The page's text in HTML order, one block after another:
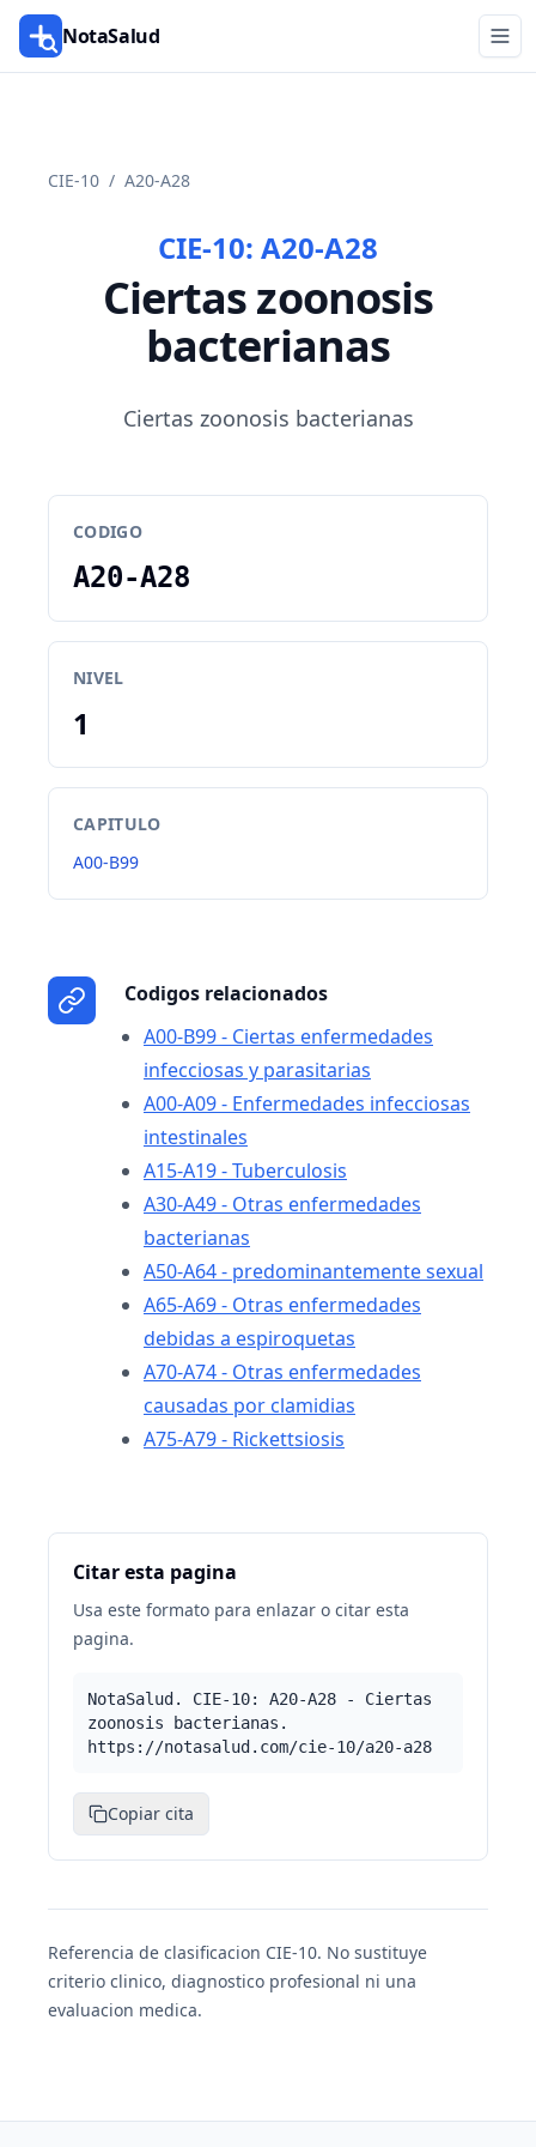
NotaSalud
CIE-10 / A20-A28
CIE-10: A20-A28
Ciertas zoonosis
bacterianas
Ciertas zoonosis bacterianas
CODIGO
A20-A28
NIVEL
1
CAPITULO
A00-B99
Codigos relacionados
A00-B99 - Ciertas enfermedades
infecciosas y parasitarias
A00-A09 - Enfermedades infecciosas
intestinales
A15-A19 - Tuberculosis
A30-A49 - Otras enfermedades
bacterianas
A50-A64 - predominantemente sexual
A65-A69 - Otras enfermedades
debidas a espiroquetas
A70-A74 - Otras enfermedades
causadas por clamidias
A75-A79 - Rickettsiosis
Citar esta pagina
Usa este formato para enlazar o citar esta
pagina.
NotaSalud. CIE-10: A20-A28 - Ciertas
zoonosis bacterianas.
https://notasalud.com/cie-10/a20-a28
Copiar cita
Referencia de clasificacion CIE-10. No sustituye
criterio clinico, diagnostico profesional ni una
evaluacion medica.